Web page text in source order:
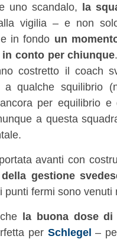
uno scandalo, la
vigilia – e non
in fondo un
conto per chiunque
costretto il coach
a qualche squilibrio
per equilibrio e
a questa
avanti con
gestione
fermi sono venuti
la buona dose
per Schlegel –